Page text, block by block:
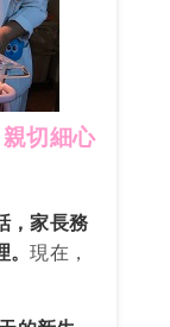
切細心
，家長務
。現在，